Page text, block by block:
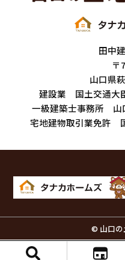
田中
〒
山口県
建設業 国土交通大
一級建築士事務所 山
宅地建物取引業免許
© 山口の